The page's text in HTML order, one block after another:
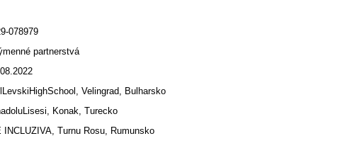
078979
partnerstvá
Velingrad, Bulharsko
Konak, Turecko
Turnu Rosu, Rumunsko